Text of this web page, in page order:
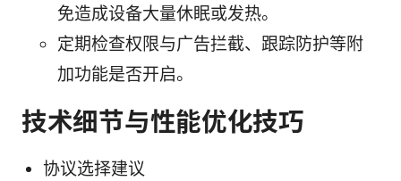
免造成设备大量休眠或发热。
定期检查权限与广告拦截、跟踪防护等附
加功能是否开启。
技术细节与性能优化技巧
协议选择建议